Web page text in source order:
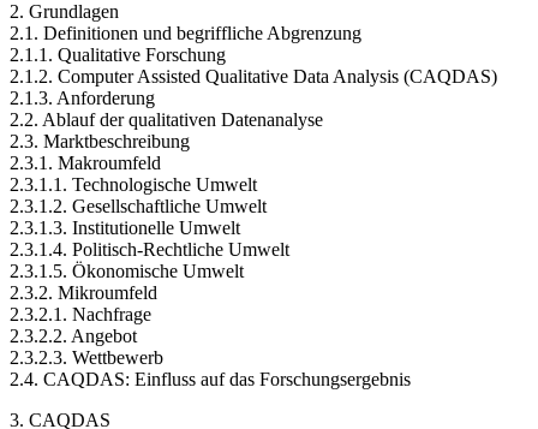
2. Grundlagen
2.1. Definitionen und begriffliche Abgrenzung
2.1.1. Qualitative Forschung
2.1.2. Computer Assisted Qualitative Data Analysis (CAQDAS)
2.1.3. Anforderung
2.2. Ablauf der qualitativen Datenanalyse
2.3. Marktbeschreibung
2.3.1. Makroumfeld
2.3.1.1. Technologische Umwelt
2.3.1.2. Gesellschaftliche Umwelt
2.3.1.3. Institutionelle Umwelt
2.3.1.4. Politisch-Rechtliche Umwelt
2.3.1.5. Ökonomische Umwelt
2.3.2. Mikroumfeld
2.3.2.1. Nachfrage
2.3.2.2. Angebot
2.3.2.3. Wettbewerb